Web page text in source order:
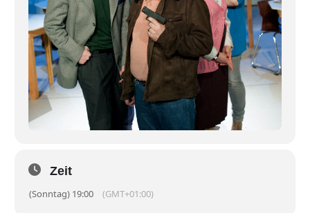
Zeit
(Sonntag) 19:00 (GMT+01:00)